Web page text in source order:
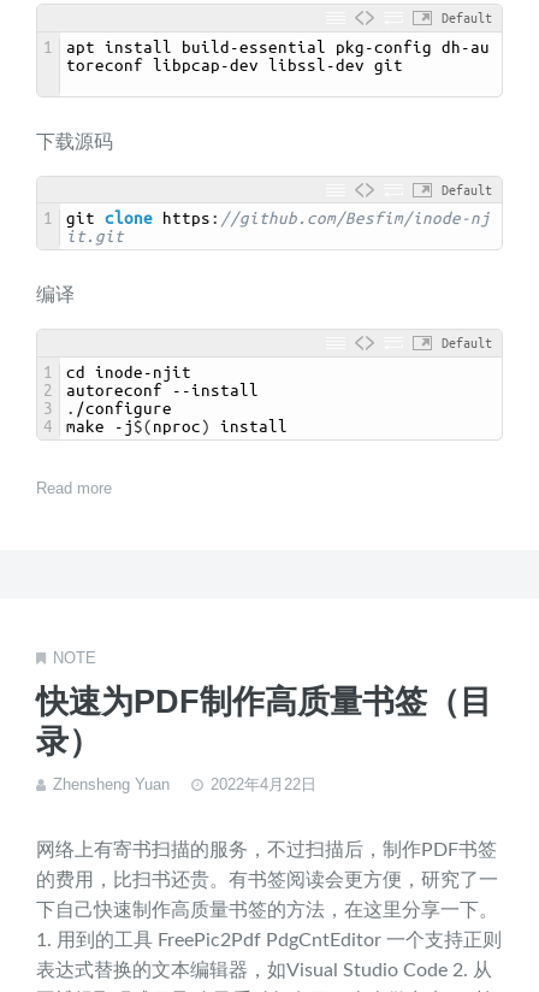
Default
1 apt install build -essential pkg -config dh - au
toreconf libpcap -dev libssl -dev git
下载源码
Default
1 git clone https : //github.com/Besfim/inode-nj
it.git
编译
Default
1
2
3
4
cd inode - njit
autoreconf
--install
. /configure
make
- j $( nproc) install
Read more
NOTE
快速为PDF制作高质量书签（目
录）
Zhensheng Yuan 2022年4月22日
网络上有寄书扫描的服务，不过扫描后，制作PDF书签
的费用，比扫书还贵。有书签阅读会更方便，研究了一
下自己快速制作高质量书签的方法，在这里分享一下。
1. 用到的工具 FreePic2Pdf PdgCntEditor 一个支持正则
表达式替换的文本编辑器，如Visual Studio Code 2. 从